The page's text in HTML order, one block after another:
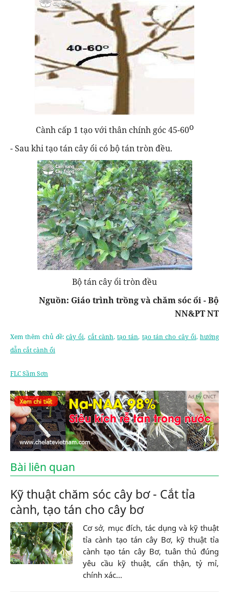
Cành cấp 1 tạo với thân chính góc 45-60o
- Sau khi tạo tán cây ổi có bộ tán tròn đều.
Bộ tán cây ổi tròn đều
Nguồn: Giáo trình trồng và chăm sóc ổi - Bộ
NN&PT NT
Xem thêm chủ đề:cây ổi, cắt cành,tạo tán, tạo tán cho cây ổi,hướng
dẫn cắt cành ổi
FLC Sầm Sơn
Ad by CNCT
Bài liên quan
Kỹ thuật chăm sóc cây bơ - Cắt tỉa
cành, tạo tán cho cây bơ
Cơ sở, mục đích, tác dụng và kỹ thuật
tỉa cành tạo tán cây Bơ, kỹ thuật tỉa
cành tạo tán cây Bơ, tuân thủ đúng
yêu cầu kỹ thuật, cẩn thận, tỷ mỉ,
chính xác...